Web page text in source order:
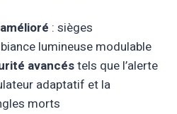
: sièges
lumineuse modulable
avancéstels que l’alerte
adaptatif et la
morts